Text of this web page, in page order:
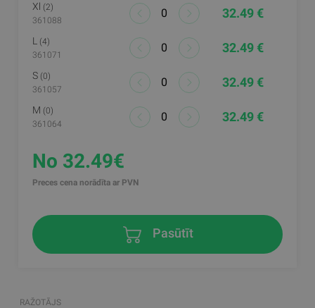
Xl (2)
361088
32.49 €
L
(4)
361071
32.49 €
S (0)
361057
32.49 €
M (0)
361064
32.49 €
No 32.49€
Preces cena norādīta ar PVN
Pasūtīt
RAŽOTĀJS